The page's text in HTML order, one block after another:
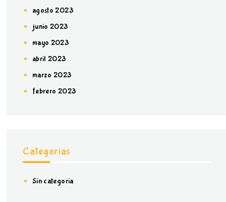
agosto 2023
junio 2023
mayo 2023
abril 2023
marzo 2023
febrero 2023
Categorías
Sin categoría